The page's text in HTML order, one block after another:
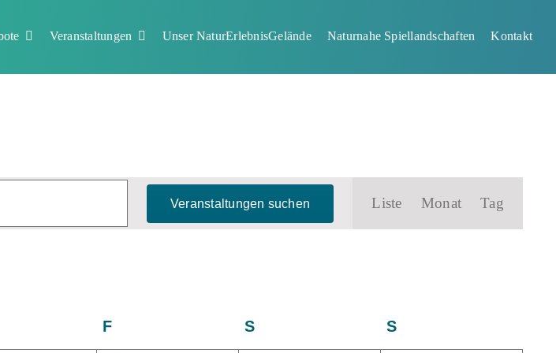
Veranstaltungen Unser NaturErlebnisGelände Naturnahe Spiellandschaften Kontakt
Veranstaltungen suchen
Ansichten-
Navigation
Liste Monat Tag
FFreitag SSamstag SSonntag